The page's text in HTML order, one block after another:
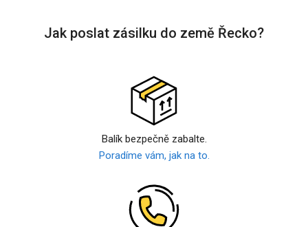
Jak poslat zásilku do země Řecko?
Balík bezpečně zabalte.
Poradíme vám, jak na to.